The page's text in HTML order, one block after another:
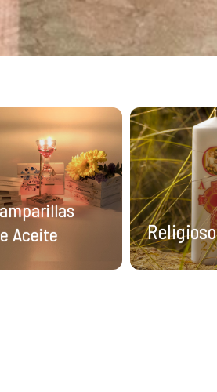
Aceite
Religioso